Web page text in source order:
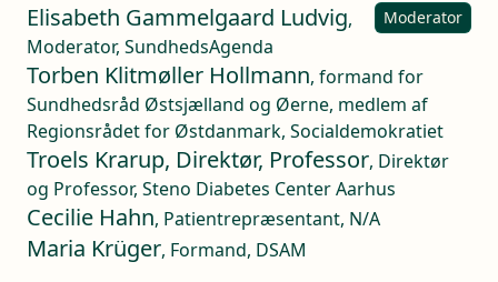
Elisabeth Gammelgaard Ludvig,
Moderator, SundhedsAgenda
Moderator
Torben Klitmøller Hollmann, formand for
Sundhedsråd Østsjælland og Øerne, medlem af
Regionsrådet for Østdanmark, Socialdemokratiet
Troels Krarup, Direktør, Professor, Direktør
og Professor, Steno Diabetes Center Aarhus
Cecilie Hahn, Patientrepræsentant, N/A
Maria Krüger, Formand, DSAM